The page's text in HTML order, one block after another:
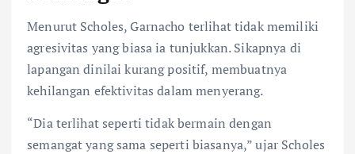
Menurut Scholes, Garnacho terlihat tidak memiliki
agresivitas yang biasa ia tunjukkan. Sikapnya di
lapangan dinilai kurang positif, membuatnya
kehilangan efektivitas dalam menyerang.
“Dia terlihat seperti tidak bermain dengan
semangat yang sama seperti biasanya,” ujar Scholes